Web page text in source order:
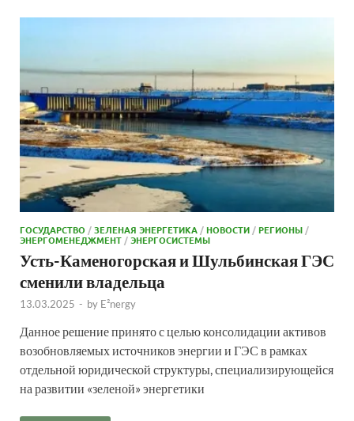
ГОСУДАРСТВО /ЗЕЛЕНАЯ ЭНЕРГЕТИКА /НОВОСТИ /РЕГИОНЫ /
ЭНЕРГОМЕНЕДЖМЕНТ /ЭНЕРГОСИСТЕМЫ
Усть-Каменогорская и Шульбинская ГЭС
сменили владельца
13.03.2025 - by E²nergy
Данное решение принято с целью консолидации активов
возобновляемых источников энергии и ГЭС в рамках
отдельной юридической структуры, специализирующейся
на развитии «зеленой» энергетики